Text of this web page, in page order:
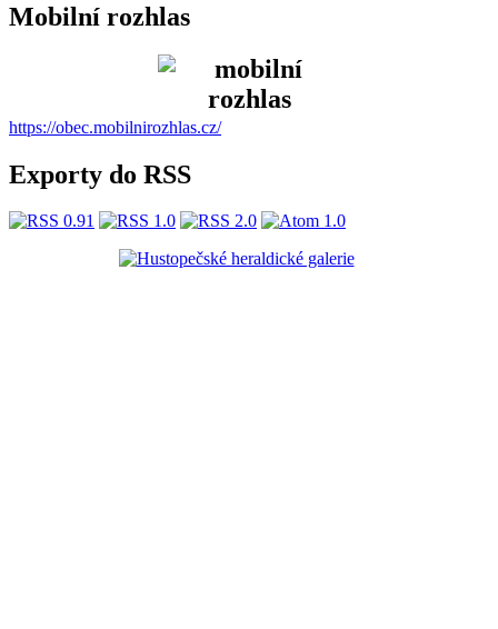
Mobilní rozhlas
https://obec.mobilnirozhlas.cz/
Exporty do RSS